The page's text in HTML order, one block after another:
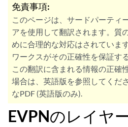
免責事項:
このページは、サードパーティ
アを使用して翻訳されます。質
めに合理的な対応はされていま
ワークスがその正確性を保証す
この翻訳に含まれる情報の正確
場合は、英語版を参照してくだ
なPDF (英語版のみ).
EVPNのレイヤ